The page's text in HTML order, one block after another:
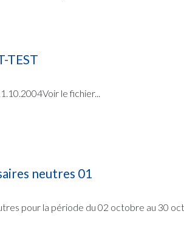
TEST
le fichier...
neutres 01
pour la période du 02 octobre au 30